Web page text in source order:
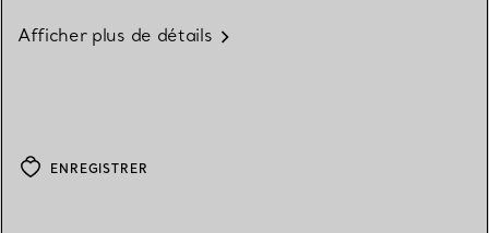
Afficher plus de détails
ENREGISTRER